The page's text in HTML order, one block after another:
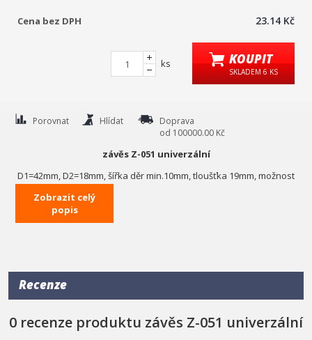
Cena bez DPH 23.14 Kč
ks KOUPIT
SKLADEM 6 KS
Porovnat Hlídat
Doprava
od 100000.00 Kč
závěs Z-051 univerzální
D1=42mm, D2=18mm, šířka děr min.10mm, tloušťka 19mm, možnost
použít jak delší, tak kratší stranou
Zobrazit celý
popis
Recenze
0 recenze produktu závěs Z-051 univerzální